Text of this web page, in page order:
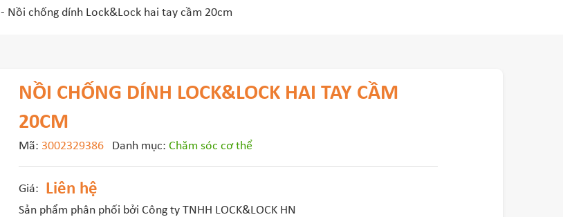
- Nồi chống dính Lock&Lock hai tay cầm 20cm
NỒI CHỐNG DÍNH LOCK&LOCK HAI TAY CẦM
20CM
Mã: 3002329386 Danh mục: Chăm sóc cơ thể
Giá: Liên hệ
Sản phẩm phân phối bởi Công ty TNHH LOCK&LOCK HN